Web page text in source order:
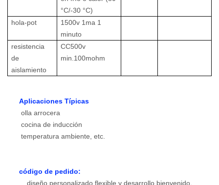
°C/-30 °C)
hola-pot
1500v 1ma 1
minuto
resistencia
de
aislamiento
CC500v
min.100mohm
Aplicaciones Típicas
olla arrocera
cocina de inducción
temperatura ambiente, etc.
código de pedido:
diseño personalizado flexible y desarrollo bienvenido.